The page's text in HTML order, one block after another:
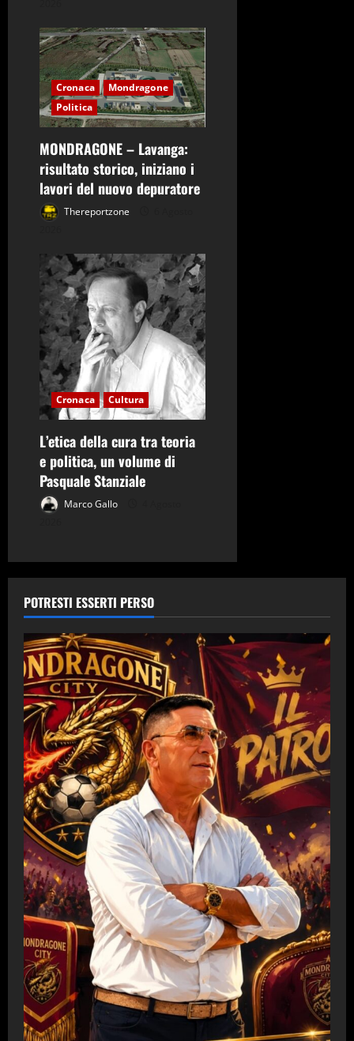
Cronaca
Mondragone
Politica
MONDRAGONE – Lavanga:
risultato storico, iniziano i
lavori del nuovo depuratore
Thereportzone
Cronaca Cultura
L’etica della cura tra teoria
e politica, un volume di
Pasquale Stanziale
Marco Gallo
POTRESTI ESSERTI PERSO